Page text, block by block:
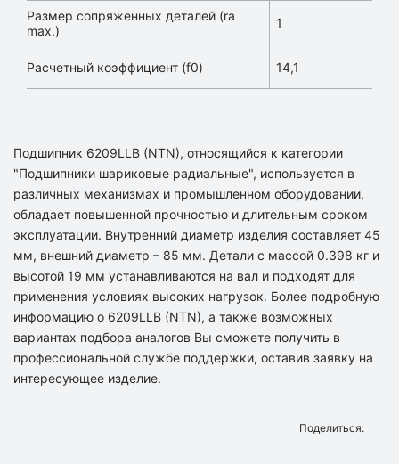
Размер сопряженных деталей (ra
max.)
1
Расчетный коэффициент (f0) 14,1
Подшипник 6209LLB (NTN), относящийся к категории
"Подшипники шариковые радиальные", используется в
различных механизмах и промышленном оборудовании,
обладает повышенной прочностью и длительным сроком
эксплуатации. Внутренний диаметр изделия составляет 45
мм, внешний диаметр – 85 мм. Детали с массой 0.398 кг и
высотой 19 мм устанавливаются на вал и подходят для
применения условиях высоких нагрузок. Более подробную
информацию о 6209LLB (NTN), а также возможных
вариантах подбора аналогов Вы сможете получить в
профессиональной службе поддержки, оставив заявку на
интересующее изделие.
Поделиться: